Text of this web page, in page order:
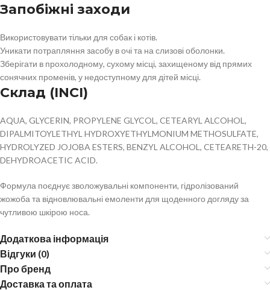
Запобіжні заходи
Використовувати тільки для собак і котів.
Уникати потрапляння засобу в очі та на слизові оболонки.
Зберігати в прохолодному, сухому місці, захищеному від прямих
сонячних променів, у недоступному для дітей місці.
Склад (INCI)
AQUA, GLYCERIN, PROPYLENE GLYCOL, CETEARYL ALCOHOL,
DIPALMITOYLETHYL HYDROXYETHYLMONIUM METHOSULFATE,
HYDROLYZED JOJOBA ESTERS, BENZYL ALCOHOL, CETEARETH-20,
DEHYDROACETIC ACID.
Формула поєднує зволожувальні компоненти, гідролізований
жожоба та відновлювальні емоленти для щоденного догляду за
чутливою шкірою носа.
Додаткова інформація
Відгуки (0)
Про бренд
Доставка та оплата